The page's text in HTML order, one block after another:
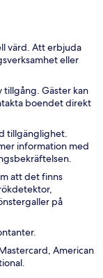
värd. Att erbjuda
eller
tillgång. Gäster kan
boendet direkt
tillgänglighet.
information med
att det finns
på
American